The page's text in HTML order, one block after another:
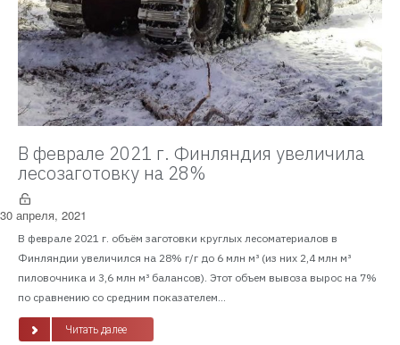
В феврале 2021 г. Финляндия увеличила
лесозаготовку на 28%
30 апреля, 2021
В феврале 2021 г. объём заготовки круглых лесоматериалов в
Финляндии увеличился на 28% г/г до 6 млн м³ (из них 2,4 млн м³
пиловочника и 3,6 млн м³ балансов). Этот объем вывоза вырос на 7%
по сравнению со средним показателем...
Читать далее